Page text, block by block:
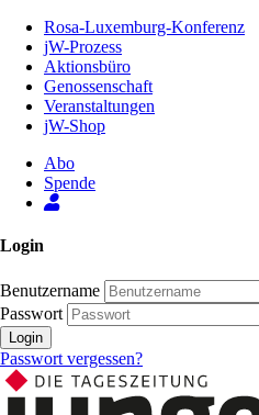
Inhalt
Seite
Rosa-Luxemburg-Konferenz
jW-Prozess
Aktionsbüro
Genossenschaft
Veranstaltungen
jW-Shop
Abo
Spende
Login
Benutzername
Passwort
Login
Passwort vergessen?